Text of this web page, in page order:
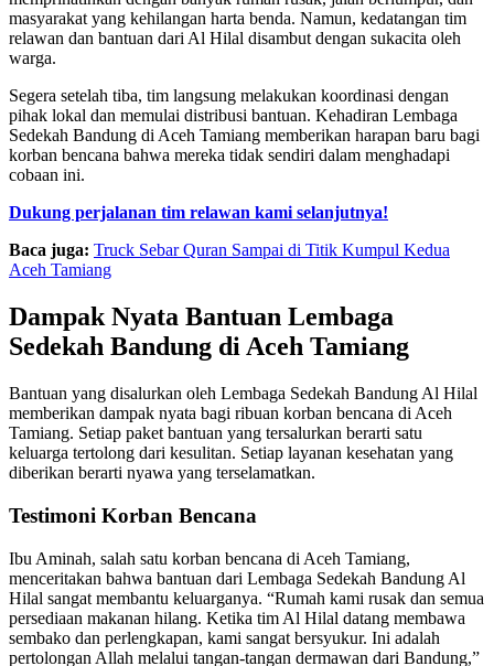
masyarakat yang kehilangan harta benda. Namun, kedatangan tim
relawan dan bantuan dari Al Hilal disambut dengan sukacita oleh
warga.
Segera setelah tiba, tim langsung melakukan koordinasi dengan
pihak lokal dan memulai distribusi bantuan. Kehadiran Lembaga
Sedekah Bandung di Aceh Tamiang memberikan harapan baru bagi
korban bencana bahwa mereka tidak sendiri dalam menghadapi
cobaan ini.
Dukung perjalanan tim relawan kami selanjutnya!
Baca juga: Truck Sebar Quran Sampai di Titik Kumpul Kedua
Aceh Tamiang
Dampak Nyata Bantuan Lembaga
Sedekah Bandung di Aceh Tamiang
Bantuan yang disalurkan oleh Lembaga Sedekah Bandung Al Hilal
memberikan dampak nyata bagi ribuan korban bencana di Aceh
Tamiang. Setiap paket bantuan yang tersalurkan berarti satu
keluarga tertolong dari kesulitan. Setiap layanan kesehatan yang
diberikan berarti nyawa yang terselamatkan.
Testimoni Korban Bencana
Ibu Aminah, salah satu korban bencana di Aceh Tamiang,
menceritakan bahwa bantuan dari Lembaga Sedekah Bandung Al
Hilal sangat membantu keluarganya. “Rumah kami rusak dan semua
persediaan makanan hilang. Ketika tim Al Hilal datang membawa
sembako dan perlengkapan, kami sangat bersyukur. Ini adalah
pertolongan Allah melalui tangan-tangan dermawan dari Bandung,”